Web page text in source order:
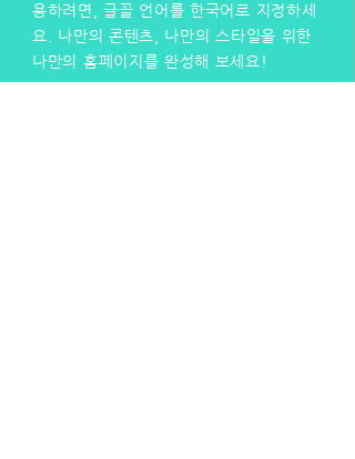
용하려면, 글꼴 언어를 한국어로 지정하세
요. 나만의 콘텐츠, 나만의 스타일을 위한
나만의 홈페이지를 완성해 보세요!